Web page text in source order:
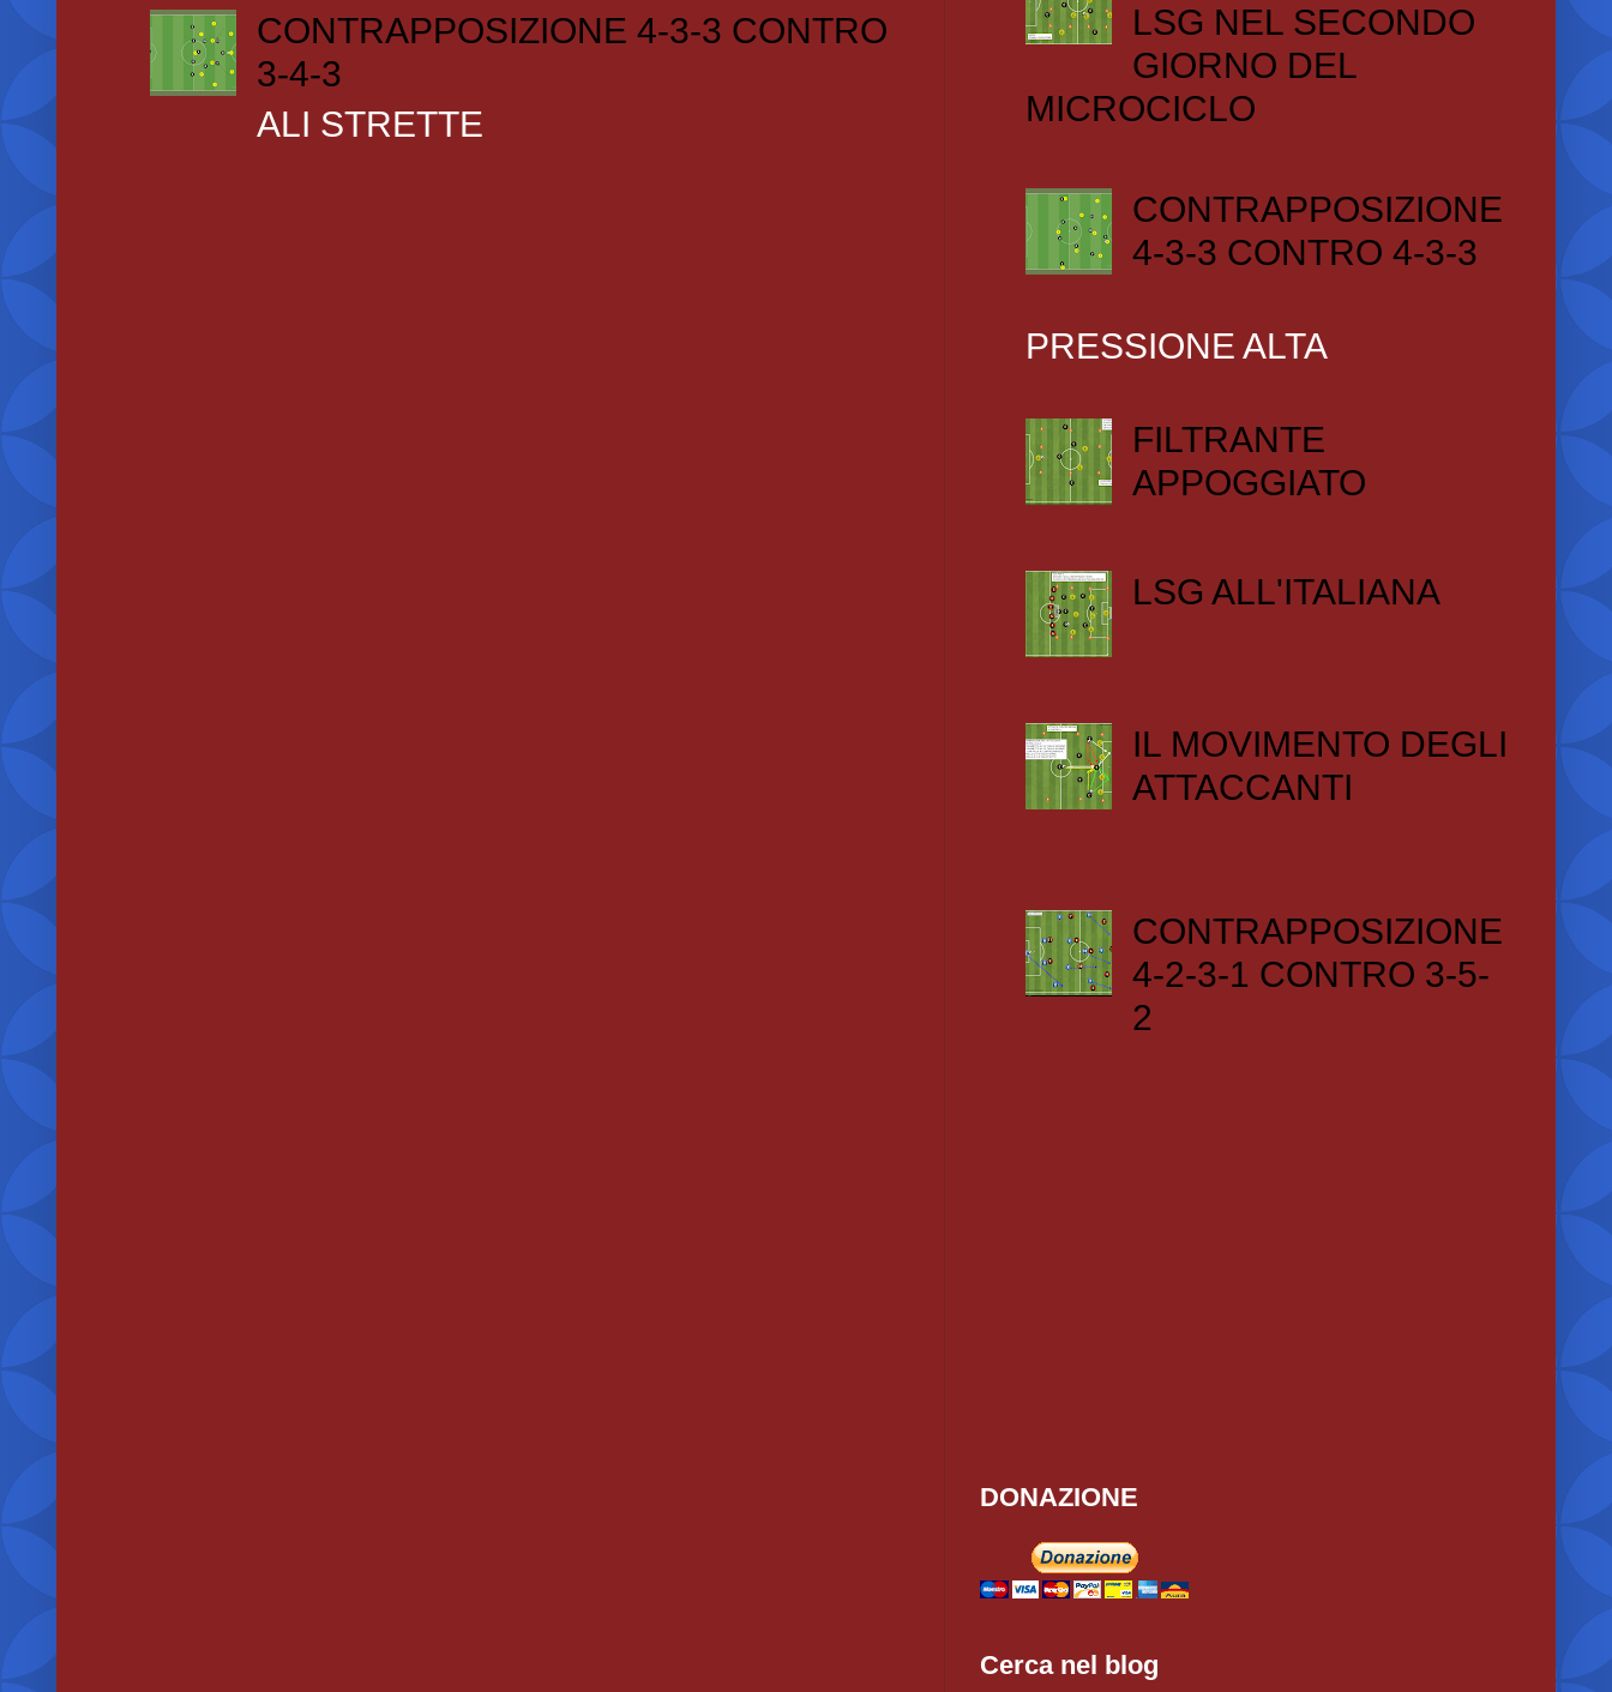
CONTRAPPOSIZIONE 4-3-3 CONTRO
3-4-3
ALI STRETTE
LSG NEL SECONDO
GIORNO DEL
MICROCICLO
CONTRAPPOSIZIONE
4-3-3 CONTRO 4-3-3
PRESSIONE ALTA
FILTRANTE
APPOGGIATO
LSG ALL'ITALIANA
IL MOVIMENTO DEGLI
ATTACCANTI
CONTRAPPOSIZIONE
4-2-3-1 CONTRO 3-5-
2
DONAZIONE
Cerca nel blog